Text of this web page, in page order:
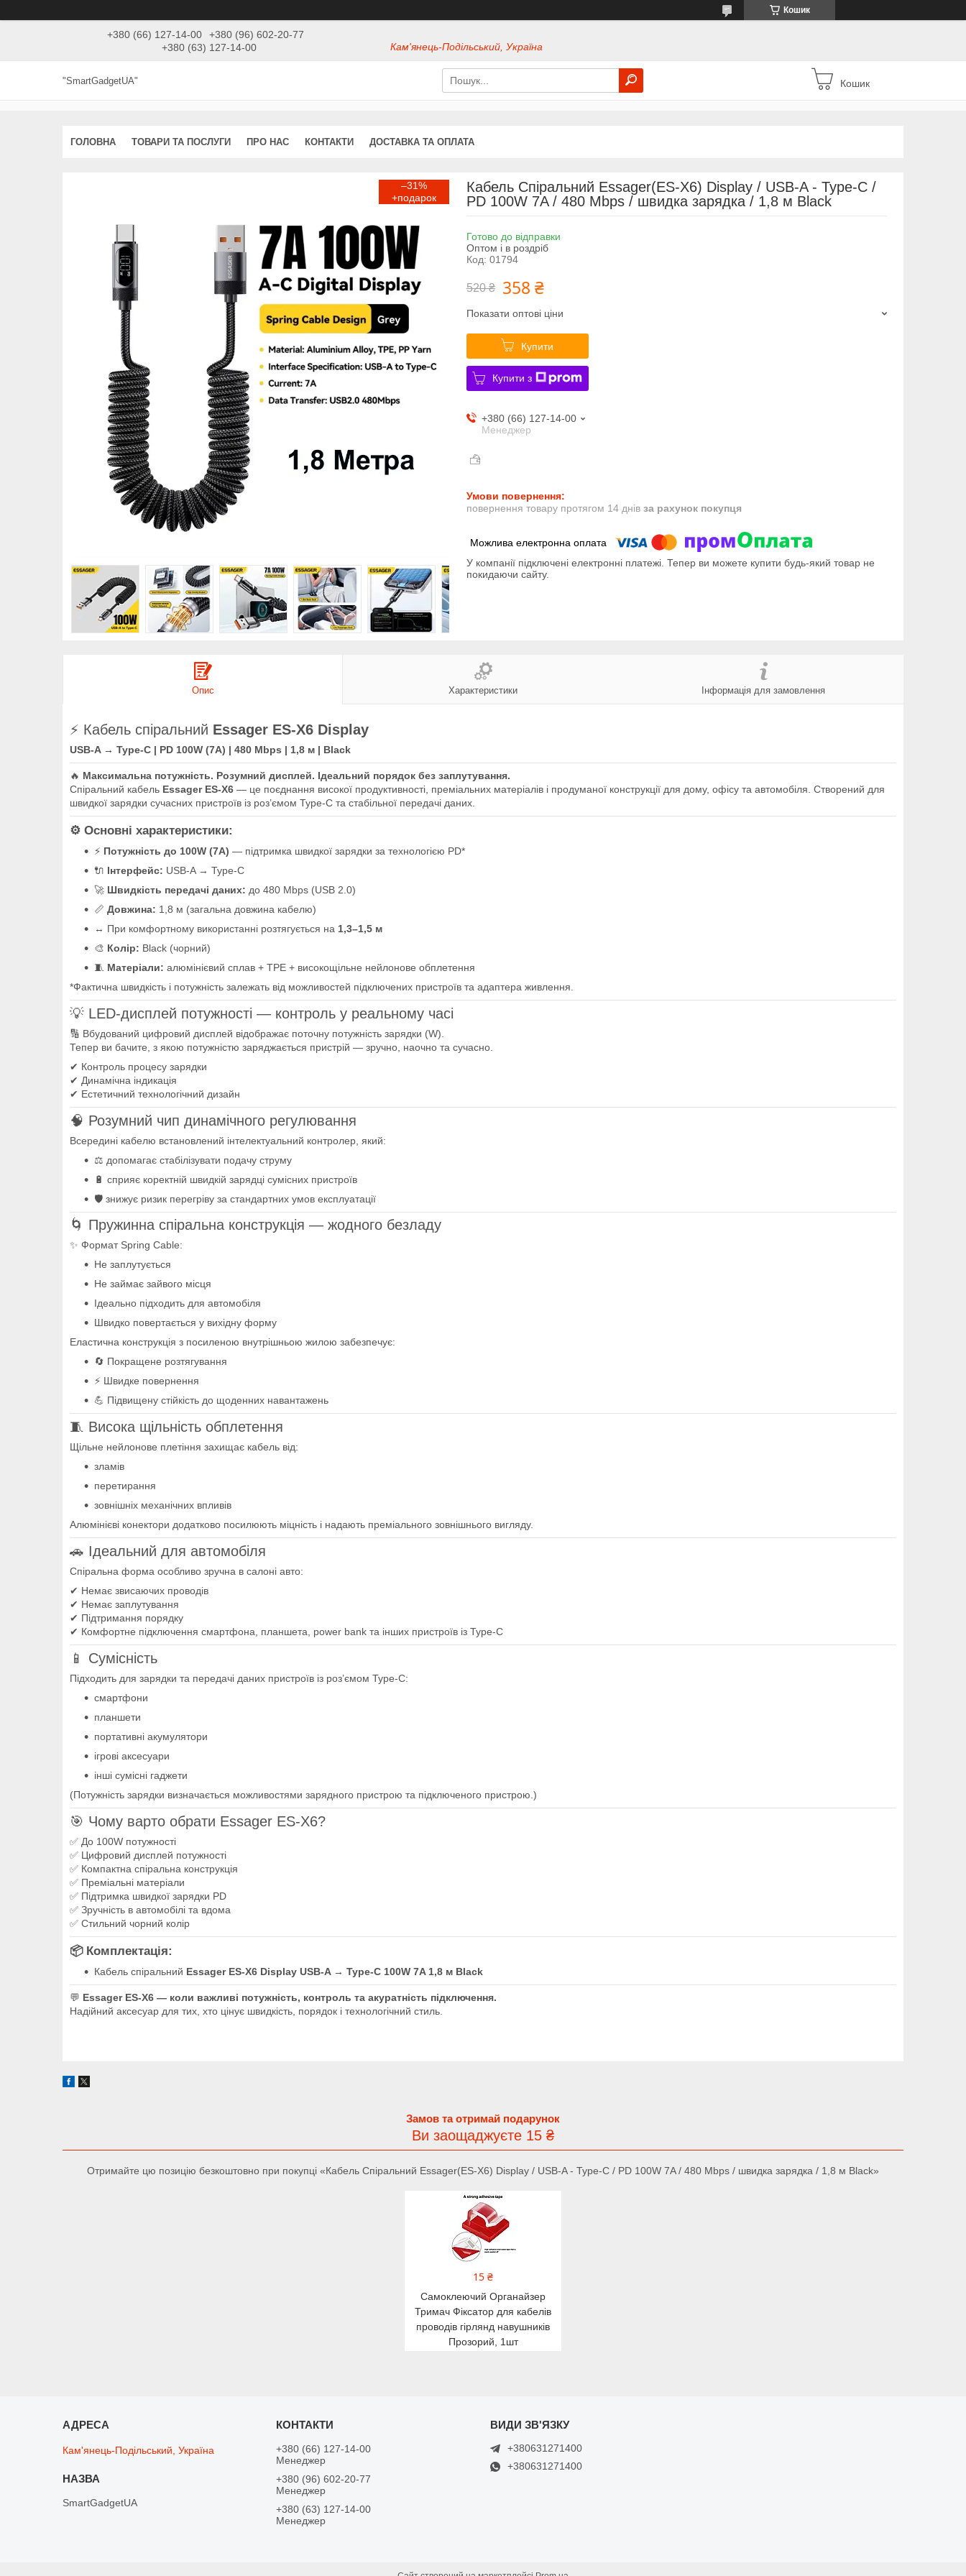
Кошик
+380 (66) 127-14-00
+380 (96) 602-20-77
+380 (63) 127-14-00
Кам'янець-Подільський, Україна
"SmartGadgetUA" Кошик
ГОЛОВНА ТОВАРИ ТА ПОСЛУГИ ПРО НАС КОНТАКТИ ДОСТАВКА ТА ОПЛАТА
–31%
Кабель Спіральний Essager(ES-X6) Display / USB-A - Type-C /
PD 100W 7A / 480 Mbps / швидка зарядка / 1,8 м Black
Готово до відправки
Оптом і в роздріб
Код: 01794
520 ₴ 358 ₴
Показати оптові ціни
Купити
Купити з
+380 (66) 127-14-00
Менеджер
повернення товару протягом 14 днів за рахунок покупця
У компанії підключені електронні платежі. Тепер ви можете купити будь-який товар не
покидаючи сайту.
Опис Характеристики Інформація для замовлення
⚡ Кабель спіральний Essager ES-X6 Display
USB-A → Type-C | PD 100W (7A) | 480 Mbps | 1,8 м | Black
🔥 Максимальна потужність. Розумний дисплей. Ідеальний порядок без заплутування.
Спіральний кабель Essager ES-X6 — це поєднання високої продуктивності, преміальних матеріалів і продуманої конструкції для дому, офісу та автомобіля. Створений для
швидкої зарядки сучасних пристроїв із роз’ємом Type-C та стабільної передачі даних.
⚙️ Основні характеристики:
⚡ Потужність до 100W (7A) — підтримка швидкої зарядки за технологією PD*
🔌 Інтерфейс: USB-A → Type-C
🚀 Швидкість передачі даних: до 480 Mbps (USB 2.0)
📏 Довжина: 1,8 м (загальна довжина кабелю)
↔️ При комфортному використанні розтягується на 1,3–1,5 м
🎨 Колір: Black (чорний)
🧵 Матеріали: алюмінієвий сплав + TPE + високощільне нейлонове обплетення
*Фактична швидкість і потужність залежать від можливостей підключених пристроїв та адаптера живлення.
💡 LED-дисплей потужності — контроль у реальному часі
🔢 Вбудований цифровий дисплей відображає поточну потужність зарядки (W).
Тепер ви бачите, з якою потужністю заряджається пристрій — зручно, наочно та сучасно.
✔ Контроль процесу зарядки
✔ Динамічна індикація
✔ Естетичний технологічний дизайн
🧠 Розумний чип динамічного регулювання
Всередині кабелю встановлений інтелектуальний контролер, який:
⚖️ допомагає стабілізувати подачу струму
🔋 сприяє коректній швидкій зарядці сумісних пристроїв
🛡 знижує ризик перегріву за стандартних умов експлуатації
🌀 Пружинна спіральна конструкція — жодного безладу
✨ Формат Spring Cable:
Не заплутується
Не займає зайвого місця
Ідеально підходить для автомобіля
Швидко повертається у вихідну форму
Еластична конструкція з посиленою внутрішньою жилою забезпечує:
🔄 Покращене розтягування
⚡ Швидке повернення
💪 Підвищену стійкість до щоденних навантажень
🧵 Висока щільність обплетення
Щільне нейлонове плетіння захищає кабель від:
зламів
перетирання
зовнішніх механічних впливів
Алюмінієві конектори додатково посилюють міцність і надають преміального зовнішнього вигляду.
🚗 Ідеальний для автомобіля
Спіральна форма особливо зручна в салоні авто:
✔ Немає звисаючих проводів
✔ Немає заплутування
✔ Підтримання порядку
✔ Комфортне підключення смартфона, планшета, power bank та інших пристроїв із Type-C
📱 Сумісність
Підходить для зарядки та передачі даних пристроїв із роз’ємом Type-C:
смартфони
планшети
портативні акумулятори
ігрові аксесуари
інші сумісні гаджети
(Потужність зарядки визначається можливостями зарядного пристрою та підключеного пристрою.)
🎯 Чому варто обрати Essager ES-X6?
✅ До 100W потужності
✅ Цифровий дисплей потужності
✅ Компактна спіральна конструкція
✅ Преміальні матеріали
✅ Підтримка швидкої зарядки PD
✅ Зручність в автомобілі та вдома
✅ Стильний чорний колір
📦 Комплектація:
Кабель спіральний Essager ES-X6 Display USB-A → Type-C 100W 7A 1,8 м Black
💬 Essager ES-X6 — коли важливі потужність, контроль та акуратність підключення.
Надійний аксесуар для тих, хто цінує швидкість, порядок і технологічний стиль.
Замов та отримай подарунок
Ви заощаджуєте 15 ₴
Отримайте цю позицію безкоштовно при покупці «Кабель Спіральний Essager(ES-X6) Display / USB-A - Type-C / PD 100W 7A / 480 Mbps / швидка зарядка / 1,8 м Black»
15 ₴
Самоклеючий Органайзер
Тримач Фіксатор для кабелів
проводів гірлянд навушників
Прозорий, 1шт
Кам'янець-Подільський, Україна
SmartGadgetUA
+380 (66) 127-14-00
Менеджер
+380 (96) 602-20-77
Менеджер
+380 (63) 127-14-00
Менеджер
+380631271400
+380631271400